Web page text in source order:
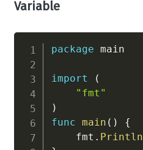
Variable
package main
import
(
"fmt"
)
func main ( )
{
    fmt
. Println